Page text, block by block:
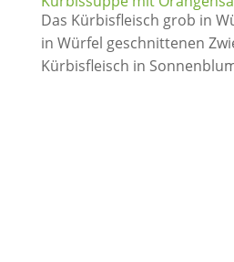
Das Kürbisfleisch grob in
in Würfel geschnittenen
Kürbisfleisch in